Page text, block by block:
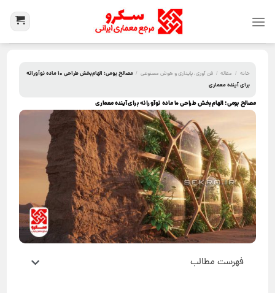
خانه / مقاله / فن آوری، پایداری و هوش مصنوعی /
مصالح بومی؛ الهام‌بخش طراحی ۱۰ ماده نوآورانه
برای آینده معماری
مصالح بومی؛ الهام‌بخش طراحی ۱۰ ماده نوآورانه برای آینده معماری
فهرست مطالب